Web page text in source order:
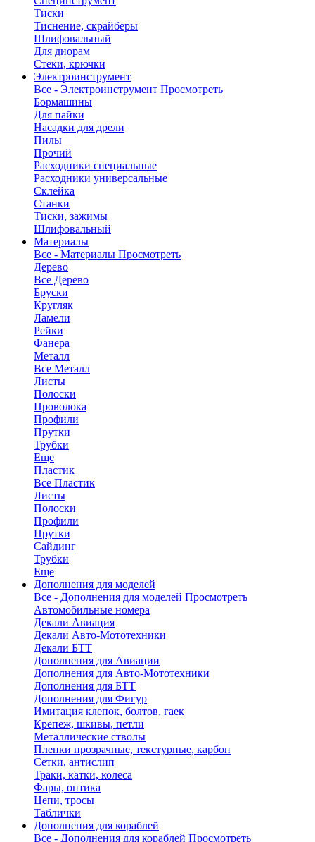
Тиски
Тиснение, скрайберы
Шлифовальный
Для диорам
Стеки, крючки
Электроинструмент
Все - Электроинструмент Просмотреть
Бормашины
Для пайки
Насадки для дрели
Пилы
Прочий
Расходники специальные
Расходники универсальные
Склейка
Станки
Тиски, зажимы
Шлифовальный
Материалы
Все - Материалы Просмотреть
Дерево
Все Дерево
Бруски
Кругляк
Ламели
Рейки
Фанера
Металл
Все Металл
Листы
Полоски
Проволока
Профили
Прутки
Трубки
Еще
Пластик
Все Пластик
Листы
Полоски
Профили
Прутки
Сайдинг
Трубки
Еще
Дополнения для моделей
Все - Дополнения для моделей Просмотреть
Автомобильные номера
Декали Авиация
Декали Авто-Мототехники
Декали БТТ
Дополнения для Авиации
Дополнения для Авто-Мототехники
Дополнения для БТТ
Дополнения для Фигур
Имитация клепок, болтов, гаек
Крепеж, шкивы, петли
Металлические стволы
Пленки прозрачные, текстурные, карбон
Сетки, антислип
Траки, катки, колеса
Фары, оптика
Цепи, тросы
Таблички
Дополнения для кораблей
Все - Дополнения для кораблей Просмотреть